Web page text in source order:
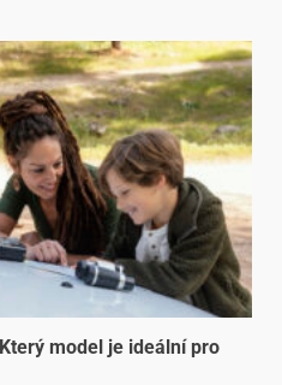
model je ideální pro